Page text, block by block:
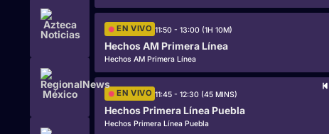
EN VIVO 11:50 - 13:00 (1H 10M)
Hechos AM Primera Línea
Hechos AM Primera Línea
EN VIVO 11:45 - 12:30 (45 MINS)
Hechos Primera Línea Puebla
Hechos Primera Línea Puebla